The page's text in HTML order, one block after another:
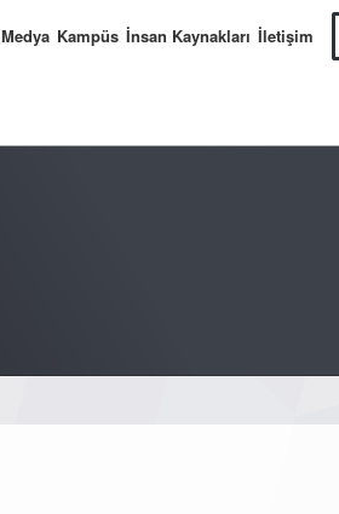
Medya Kampüs İnsan Kaynakları İletişim